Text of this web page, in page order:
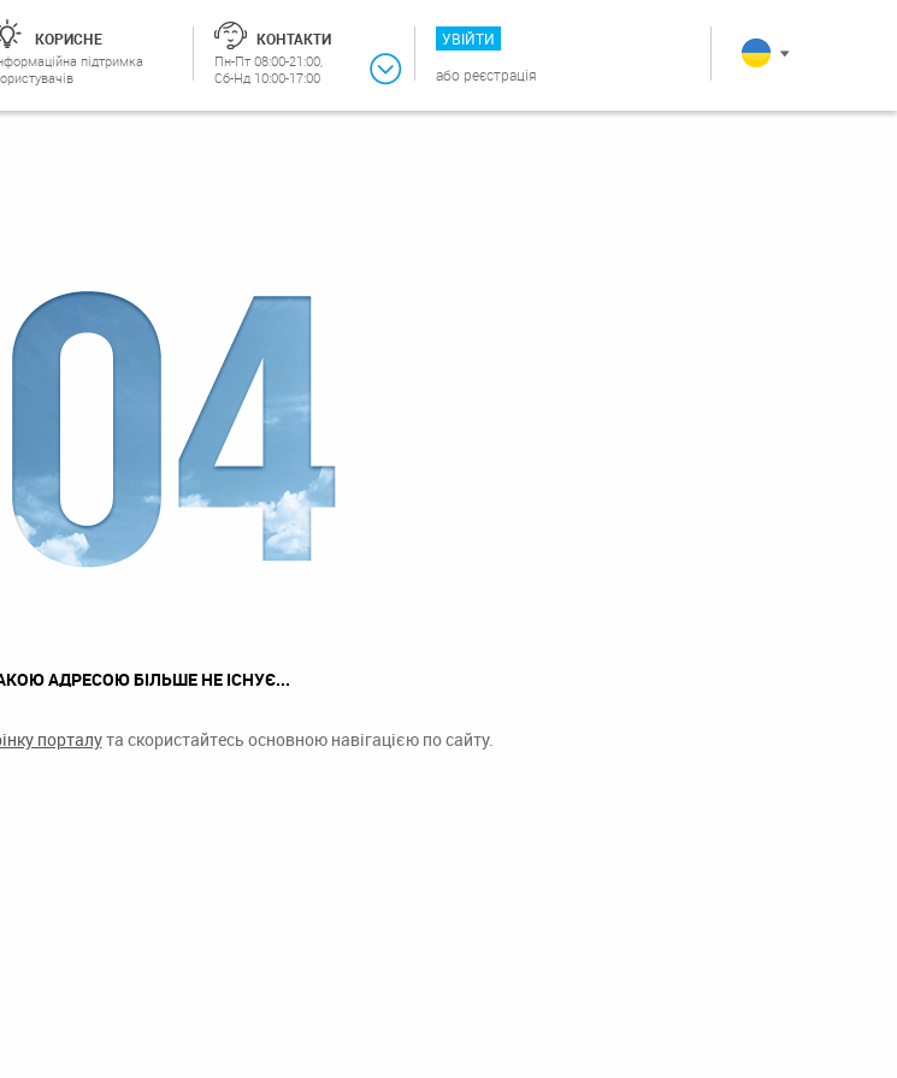
КОРИСНЕ
підтримка
КОНТАКТИ
Пн-Пт 08:00-21:00,
Сб-Нд 10:00-17:00
УВІЙТИ
або реєстрація
АДРЕСОЮ БІЛЬШЕ НЕ ІСНУЄ...
порталута скористайтесь основною навігацією по сайту.